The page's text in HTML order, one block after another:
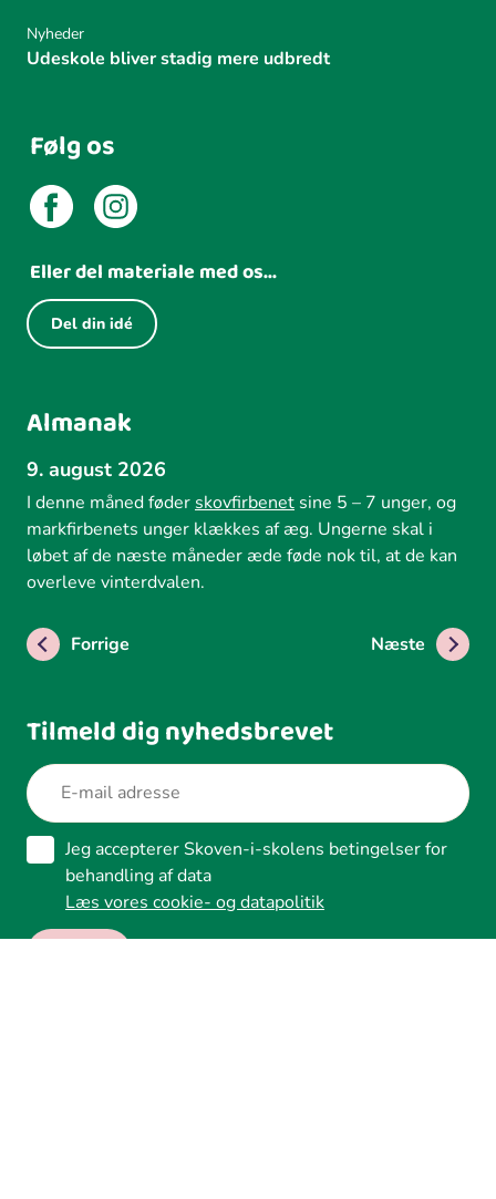
Nyheder
Udeskole bliver stadig mere udbredt
Følg os
Eller del materiale med os...
Del din idé
Almanak
9. august 2026
I denne måned føder skovfirbenet sine 5 – 7 unger, og
markfirbenets unger klækkes af æg. Ungerne skal i
løbet af de næste måneder æde føde nok til, at de kan
overleve vinterdvalen.
Forrige Næste
Tilmeld dig nyhedsbrevet
Jeg accepterer Skoven-i-skolens betingelser for
behandling af data
Læs vores cookie- og datapolitik